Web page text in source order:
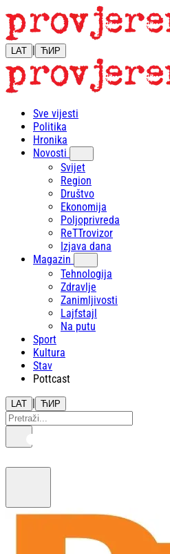
LAT | ЋИР
Sve vijesti
Politika
Hronika
Novosti
Svijet
Region
Društvo
Ekonomija
Poljoprivreda
ReTTrovizor
Izjava dana
Magazin
Tehnologija
Zdravlje
Zanimljivosti
Lajfstajl
Na putu
Sport
Kultura
Stav
Pottcast
LAT | ЋИР